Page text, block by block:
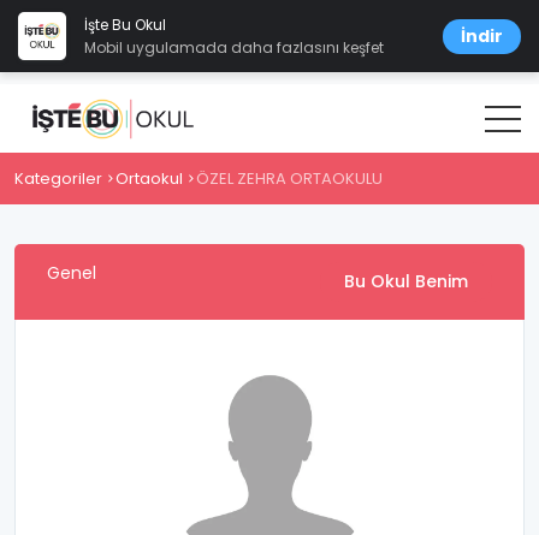
İşte Bu Okul
Mobil uygulamada daha fazlasını keşfet
İndir
Kategoriler Ortaokul ÖZEL ZEHRA ORTAOKULU
Genel Bu Okul Benim